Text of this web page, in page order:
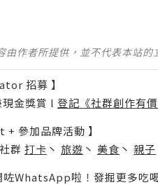
由作者所提供，並不代表本站
招募 】
金獎賞 l 登記《社群創作有價
+ 參加品牌活動 】
群 打卡 丶 旅遊 丶 美食 丶 親子
WhatsApp啦！發掘更多吃